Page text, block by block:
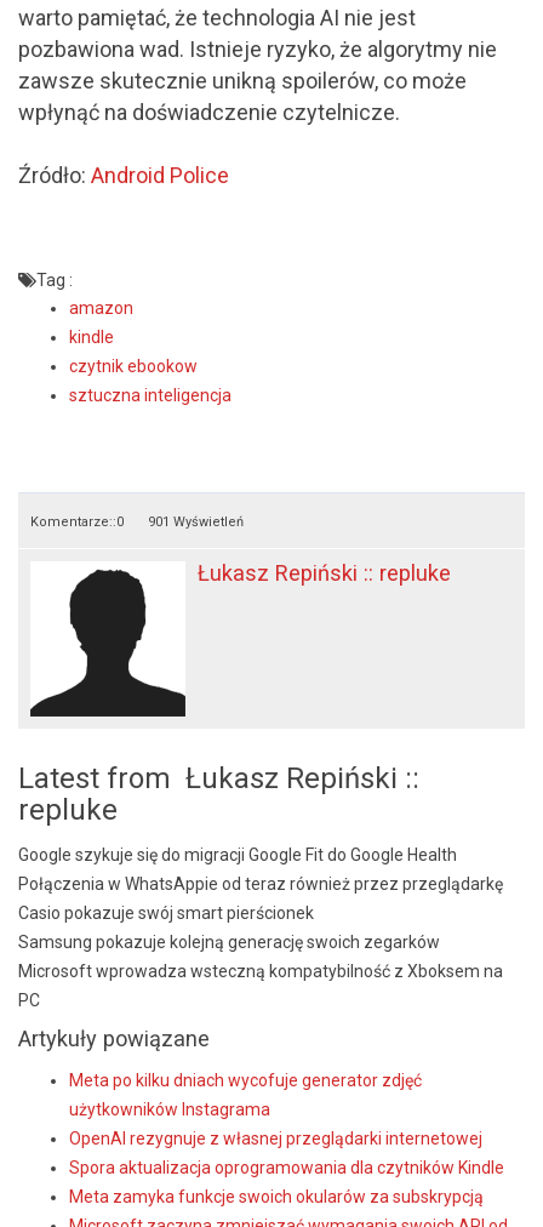
warto pamiętać, że technologia AI nie jest
pozbawiona wad. Istnieje ryzyko, że algorytmy nie
zawsze skutecznie unikną spoilerów, co może
wpłynąć na doświadczenie czytelnicze.
Źródło: Android Police
Tag :
amazon
kindle
czytnik ebookow
sztuczna inteligencja
Komentarze::0 901 Wyświetleń
Łukasz Repiński :: repluke
Latest from Łukasz Repiński ::
repluke
Google szykuje się do migracji Google Fit do Google Health
Połączenia w WhatsAppie od teraz również przez przeglądarkę
Casio pokazuje swój smart pierścionek
Samsung pokazuje kolejną generację swoich zegarków
Microsoft wprowadza wsteczną kompatybilność z Xboksem na
PC
Artykuły powiązane
Meta po kilku dniach wycofuje generator zdjęć
użytkowników Instagrama
OpenAI rezygnuje z własnej przeglądarki internetowej
Spora aktualizacja oprogramowania dla czytników Kindle
Meta zamyka funkcje swoich okularów za subskrypcją